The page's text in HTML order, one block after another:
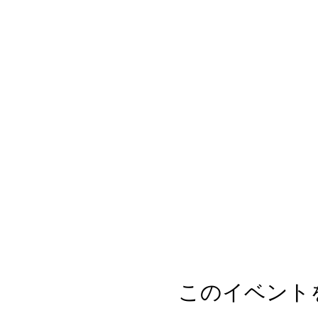
このイベント